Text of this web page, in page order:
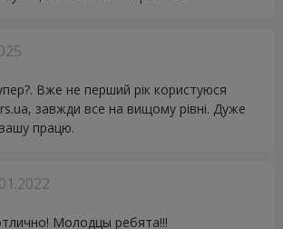
Вже не перший рік користуюся
завжди все на вищому рівні. Дуже
працю.
Молодцы ребята!!!